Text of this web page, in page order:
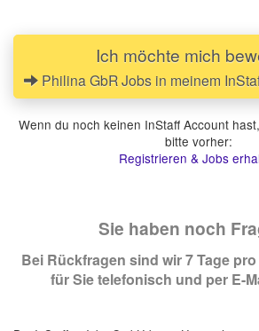
Ich möchte mich
Philina GbR Jobs in meinem
Wenn du noch keinen InStaff Account
bitte vorher:
Registrieren & Jobs
Sie haben noch
Bei Rückfragen sind wir 7 Tage
für Sie telefonisch und per E-